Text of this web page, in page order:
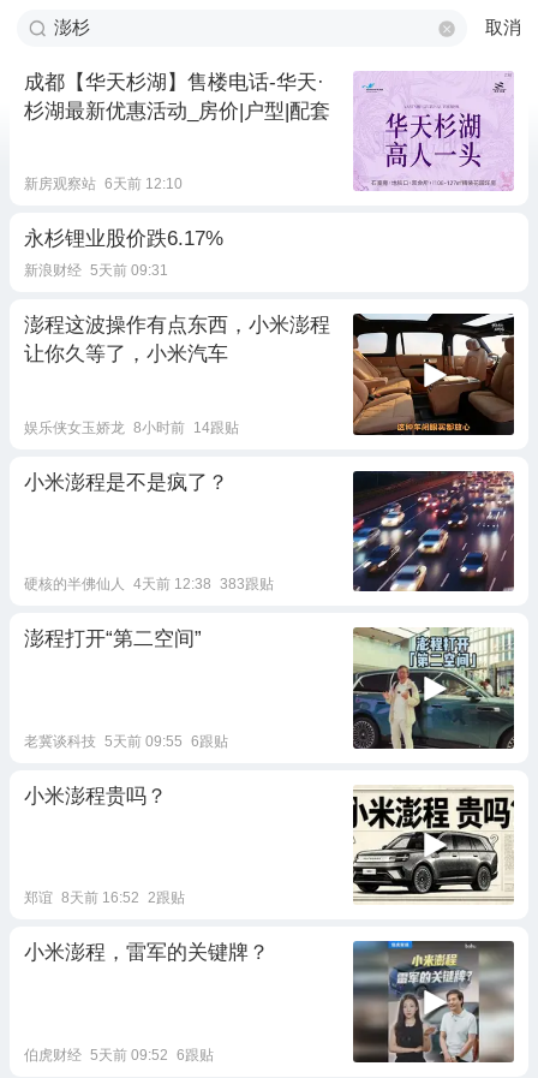
取消
成都【华天杉湖】售楼电话-华天·
杉湖最新优惠活动_房价|户型|配套
新房观察站 6天前 12:10
永杉锂业股价跌6.17%
新浪财经 5天前 09:31
澎程这波操作有点东西，小米澎程
让你久等了，小米汽车
娱乐侠女玉娇龙 8小时前 14跟贴
小米澎程是不是疯了？
硬核的半佛仙人 4天前 12:38 383跟贴
澎程打开“第二空间”
老冀谈科技 5天前 09:55 6跟贴
小米澎程贵吗？
郑谊 8天前 16:52 2跟贴
小米澎程，雷军的关键牌？
伯虎财经 5天前 09:52 6跟贴